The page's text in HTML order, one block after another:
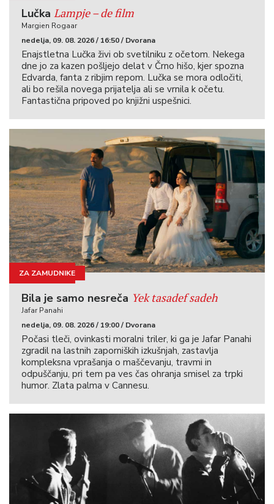
Lučka Lampje – de film
Margien Rogaar
nedelja, 09. 08. 2026 / 16:50 / Dvorana
Enajstletna Lučka živi ob svetilniku z očetom. Nekega
dne jo za kazen pošljejo delat v Črno hišo, kjer spozna
Edvarda, fanta z ribjim repom. Lučka se mora odločiti,
ali bo rešila novega prijatelja ali se vrnila k očetu.
Fantastična pripoved po knjižni uspešnici.
KINOIGRIŠČE
ZA ZAMUDNIKE
Bila je samo nesreča Yek tasadef sadeh
Jafar Panahi
nedelja, 09. 08. 2026 / 19:00 / Dvorana
Počasi tleči, ovinkasti moralni triler, ki ga je Jafar Panahi
zgradil na lastnih zaporniških izkušnjah, zastavlja
kompleksna vprašanja o maščevanju, travmi in
odpuščanju, pri tem pa ves čas ohranja smisel za trpki
humor. Zlata palma v Cannesu.